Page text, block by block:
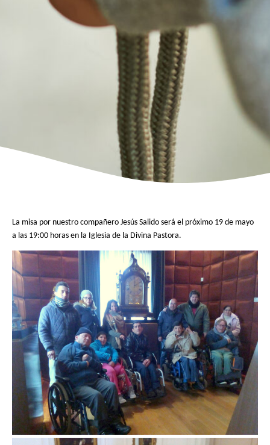
La misa por nuestro compañero Jesús Salido será el próximo 19 de mayo
a las 19:00 horas en la Iglesia de la Divina Pastora.